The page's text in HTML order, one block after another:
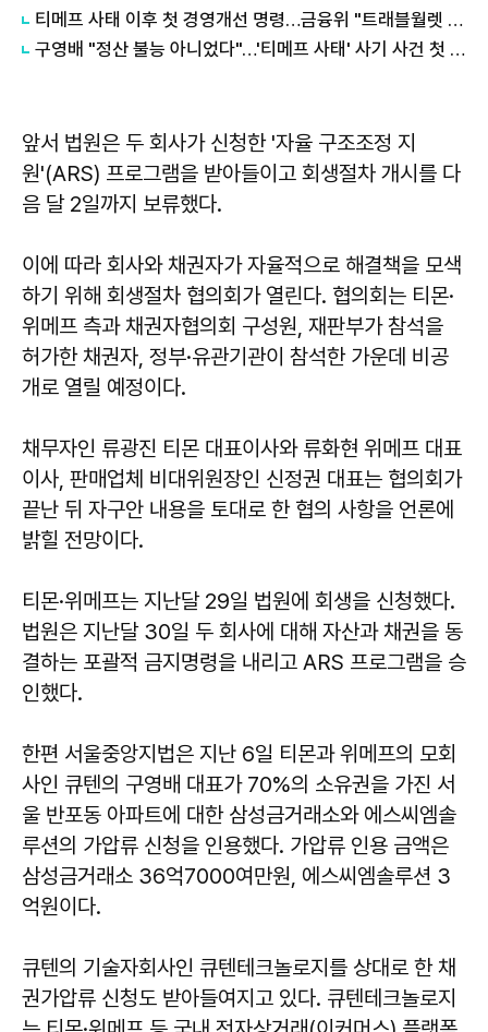
티메프 사태 이후 첫 경영개선 명령…금융위 "트래블월렛 등 10곳 자본확충 해야"
구영배 "정산 불능 아니었다"…'티메프 사태' 사기 사건 첫 공판서 혐의 부인
앞서 법원은 두 회사가 신청한 '자율 구조조정 지
원'(ARS) 프로그램을 받아들이고 회생절차 개시를 다
음 달 2일까지 보류했다.
이에 따라 회사와 채권자가 자율적으로 해결책을 모색
하기 위해 회생절차 협의회가 열린다. 협의회는 티몬·
위메프 측과 채권자협의회 구성원, 재판부가 참석을
허가한 채권자, 정부·유관기관이 참석한 가운데 비공
개로 열릴 예정이다.
채무자인 류광진 티몬 대표이사와 류화현 위메프 대표
이사, 판매업체 비대위원장인 신정권 대표는 협의회가
끝난 뒤 자구안 내용을 토대로 한 협의 사항을 언론에
밝힐 전망이다.
티몬·위메프는 지난달 29일 법원에 회생을 신청했다.
법원은 지난달 30일 두 회사에 대해 자산과 채권을 동
결하는 포괄적 금지명령을 내리고 ARS 프로그램을 승
인했다.
한편 서울중앙지법은 지난 6일 티몬과 위메프의 모회
사인 큐텐의 구영배 대표가 70%의 소유권을 가진 서
울 반포동 아파트에 대한 삼성금거래소와 에스씨엠솔
루션의 가압류 신청을 인용했다. 가압류 인용 금액은
삼성금거래소 36억7000여만원, 에스씨엠솔루션 3
억원이다.
큐텐의 기술자회사인 큐텐테크놀로지를 상대로 한 채
권가압류 신청도 받아들여지고 있다. 큐텐테크놀로지